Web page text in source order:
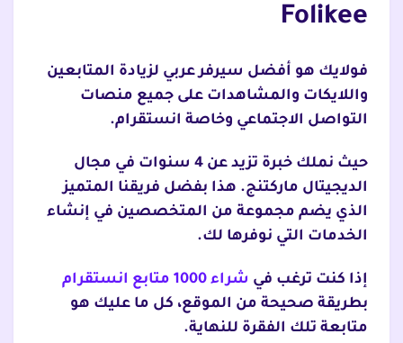
Folikee
فولايك هو أفضل سيرفر عربي لزيادة المتابعين
واللايكات والمشاهدات على جميع منصات
التواصل الاجتماعي وخاصة انستقرام.
حيث نملك خبرة تزيد عن 4 سنوات في مجال
الديجيتال ماركتنج. هذا بفضل فريقنا المتميز
الذي يضم مجموعة من المتخصصين في إنشاء
الخدمات التي نوفرها لك.
إذا كنت ترغب في شراء 1000 متابع انستقرام
بطريقة صحيحة من الموقع، كل ما عليك هو
متابعة تلك الفقرة للنهاية.